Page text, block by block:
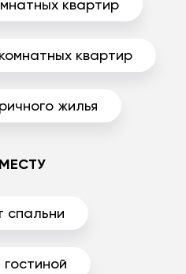
квартир
квартир
жилья
спальни